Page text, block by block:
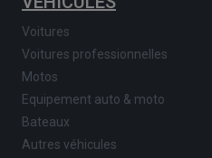
Voitures
Voitures professionnelles
Motos
Equipement auto & moto
Bateaux
Autres véhicules